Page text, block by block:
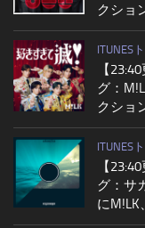
クショ
ITUNES
【
グ：
クショ
ITUNES
【
グ：サ
にM!LK